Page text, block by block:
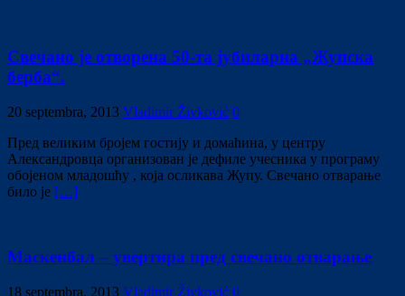
Свечано је отворена 50-та јубиларна „Жупска
берба“.
20 septembra, 2013 Vladimir Živković 0
Пред великим бројем гостију и домаћина, у центру
Александровца организован је дефиле учесника у програму
обојеном младошћу , која осликава Жупу. Свечано отварање
било је […]
Маскенбал – увертира пред свечано отварање
18 septembra, 2013 Vladimir Živković 0